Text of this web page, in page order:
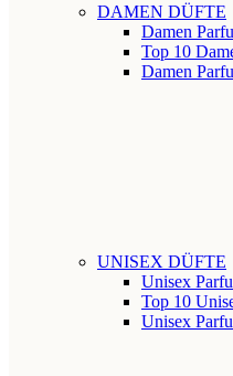
DAMEN DÜFTE
Damen
Top 10
Damen
UNISEX DÜFTE
Unisex
Top 10
Unisex